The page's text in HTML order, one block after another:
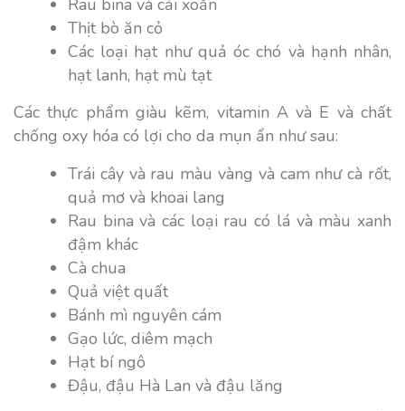
Rau bina và cải xoăn
Thịt bò ăn cỏ
Các loại hạt như quả óc chó và hạnh nhân,
hạt lanh, hạt mù tạt
Các thực phẩm giàu kẽm, vitamin A và E và chất
chống oxy hóa có lợi cho da mụn ẩn như sau:
Trái cây và rau màu vàng và cam như cà rốt,
quả mơ và khoai lang
Rau bina và các loại rau có lá và màu xanh
đậm khác
Cà chua
Quả việt quất
Bánh mì nguyên cám
Gạo lức, diêm mạch
Hạt bí ngô
Đậu, đậu Hà Lan và đậu lăng